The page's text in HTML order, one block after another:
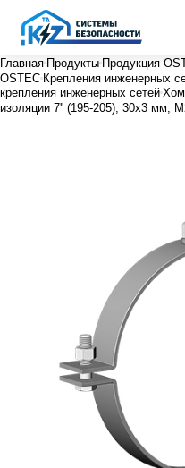
Главная Продукты Продукция
OSTEC Крепления инженерных
крепления инженерных сетей
изоляции 7'' (195-205), 30х3 мм,